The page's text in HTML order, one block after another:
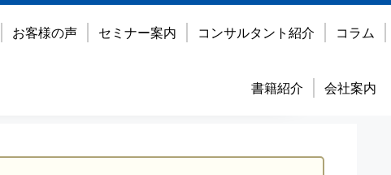
お客様の声 セミナー案内 コンサルタント紹介 コラム
書籍紹介 会社案内